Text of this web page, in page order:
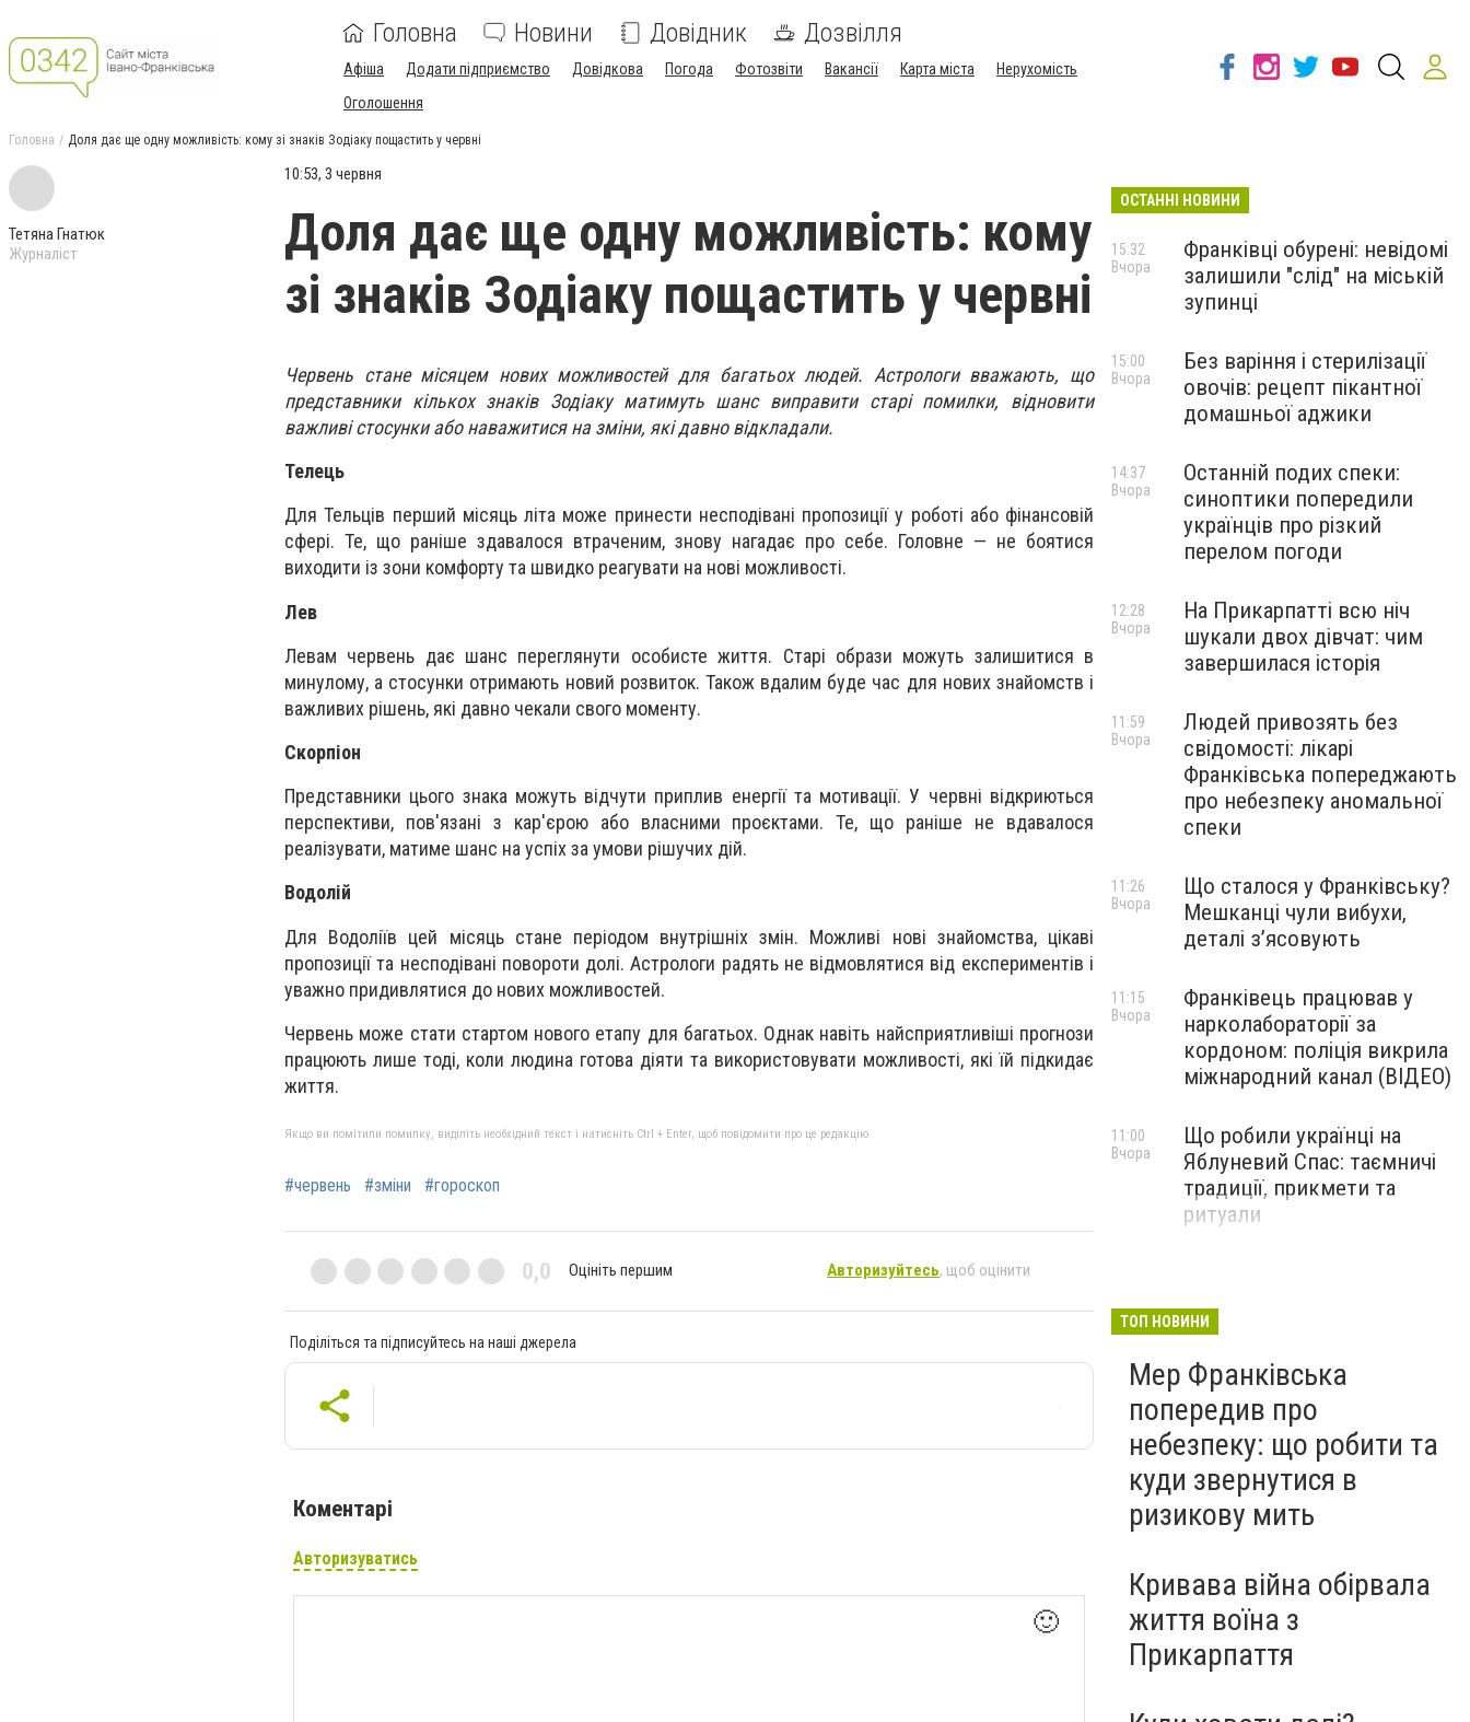
Головна Новини Довідник Дозвілля
Афіша Додати підприємство Довідкова Погода Фотозвіти Вакансії Карта міста
Нерухомість
Оголошення
Головна Доля дає ще одну можливість: кому зі знаків Зодіаку пощастить у червні
Тетяна Гнатюк
Журналіст
10:53, 3 червня
Доля дає ще одну можливість: кому
зі знаків Зодіаку пощастить у червні
Червень стане місяцем нових можливостей для багатьох людей. Астрологи вважають, що
представники кількох знаків Зодіаку матимуть шанс виправити старі помилки, відновити
важливі стосунки або наважитися на зміни, які давно відкладали.
Телець
Для Тельців перший місяць літа може принести несподівані пропозиції у роботі або фінансовій
сфері. Те, що раніше здавалося втраченим, знову нагадає про себе. Головне — не боятися
виходити із зони комфорту та швидко реагувати на нові можливості.
Лев
Левам червень дає шанс переглянути особисте життя. Старі образи можуть залишитися в
минулому, а стосунки отримають новий розвиток. Також вдалим буде час для нових знайомств і
важливих рішень, які давно чекали свого моменту.
Скорпіон
Представники цього знака можуть відчути приплив енергії та мотивації. У червні відкриються
перспективи, пов'язані з кар'єрою або власними проєктами. Те, що раніше не вдавалося
реалізувати, матиме шанс на успіх за умови рішучих дій.
Водолій
Для Водоліїв цей місяць стане періодом внутрішніх змін. Можливі нові знайомства, цікаві
пропозиції та несподівані повороти долі. Астрологи радять не відмовлятися від експериментів і
уважно придивлятися до нових можливостей.
Червень може стати стартом нового етапу для багатьох. Однак навіть найсприятливіші прогнози
працюють лише тоді, коли людина готова діяти та використовувати можливості, які їй підкидає
життя.
Якщо ви помітили помилку, виділіть необхідний текст і натисніть Ctrl + Enter, щоб повідомити про це редакцію
#червень #зміни #гороскоп
0,0 Оцініть першим Авторизуйтесь, щоб оцінити
Поділіться та підписуйтесь на наші джерела
Коментарі
Авторизуватись
🙂
ОСТАННІ НОВИНИ
Франківці обурені: невідомі
залишили "слід" на міській
зупинці
15:32
Вчора
Без варіння і стерилізації
овочів: рецепт пікантної
домашньої аджики
15:00
Вчора
Останній подих спеки:
синоптики попередили
українців про різкий
перелом погоди
14:37
Вчора
На Прикарпатті всю ніч
шукали двох дівчат: чим
завершилася історія
12:28
Вчора
Людей привозять без
свідомості: лікарі
Франківська попереджають
про небезпеку аномальної
спеки
11:59
Вчора
Що сталося у Франківську?
Мешканці чули вибухи,
деталі з’ясовують
11:26
Вчора
Франківець працював у
нарколабораторії за
кордоном: поліція викрила
міжнародний канал (ВІДЕО)
11:15
Вчора
Що робили українці на
Яблуневий Спас: таємничі
традиції, прикмети та
ритуали
11:00
Вчора
ТОП НОВИНИ
Мер Франківська
попередив про
небезпеку: що робити та
куди звернутися в
ризикову мить
Кривава війна обірвала
життя воїна з
Прикарпаття